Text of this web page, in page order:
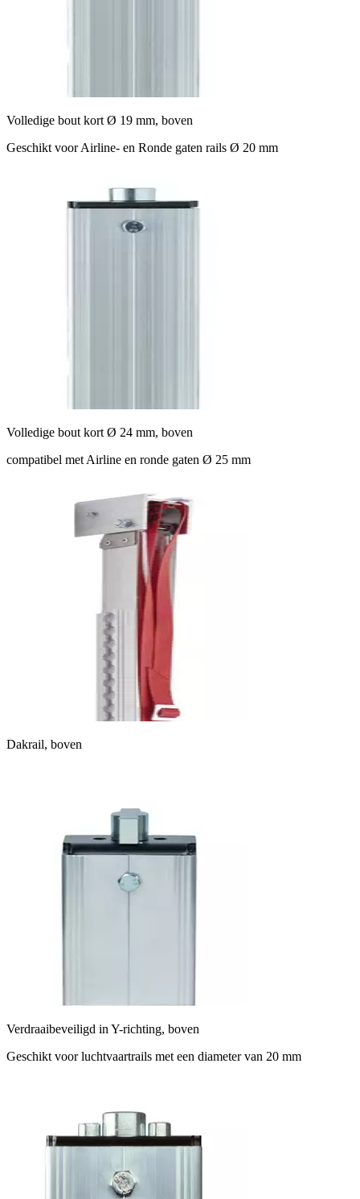
Volledige bout kort Ø 19 mm, boven
Geschikt voor Airline- en Ronde gaten rails Ø 20 mm
Volledige bout kort Ø 24 mm, boven
compatibel met Airline en ronde gaten Ø 25 mm
Dakrail, boven
Verdraaibeveiligd in Y-richting, boven
Geschikt voor luchtvaartrails met een diameter van 20 mm